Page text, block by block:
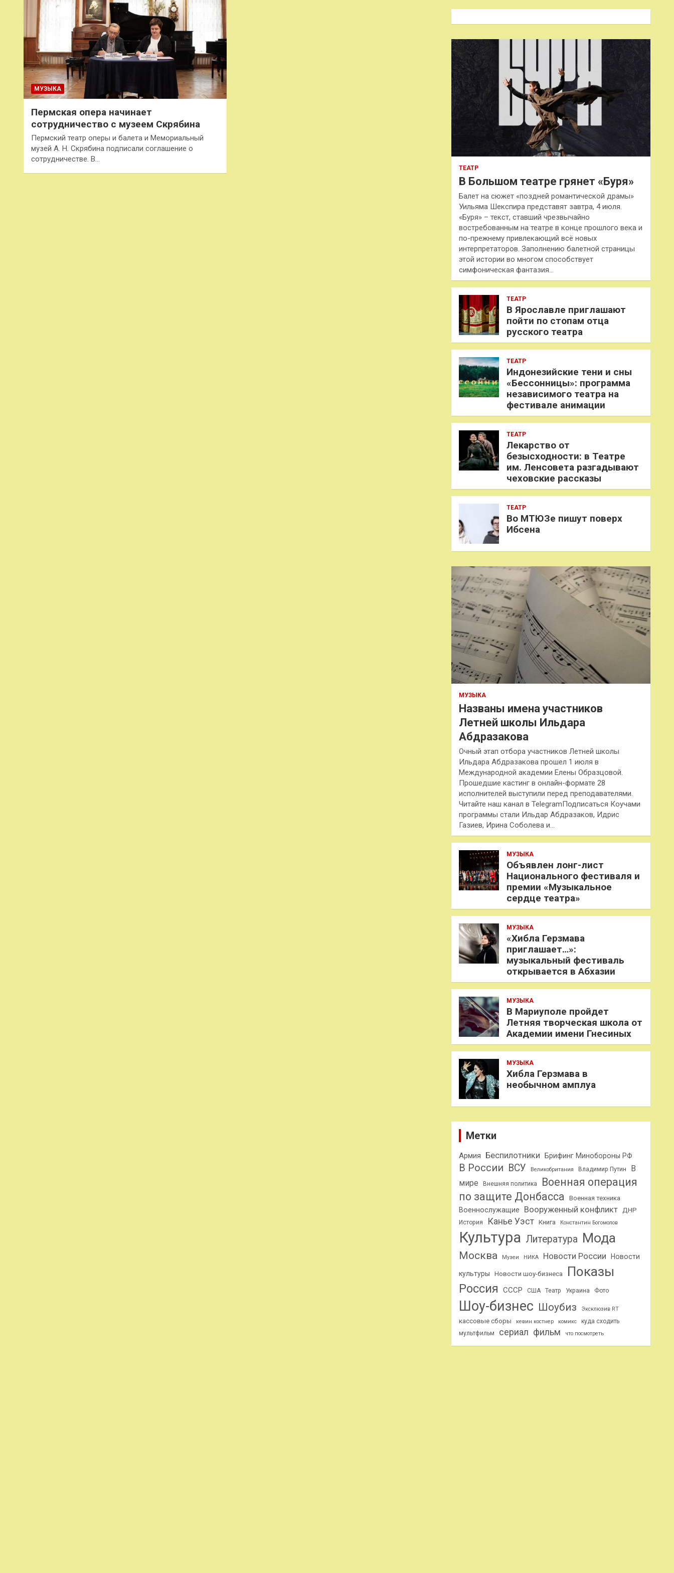
МУЗЫКА
Пермская опера начинает
сотрудничество с музеем Скрябина
Пермский театр оперы и балета и Мемориальный
музей А. Н. Скрябина подписали соглашение о
сотрудничестве. В…
к
ТЕАТР
В Большом театре грянет «Буря»
Балет на сюжет «поздней романтической драмы»
Уильяма Шекспира представят завтра, 4 июля.
«Буря» – текст, ставший чрезвычайно
востребованным на театре в конце прошлого века и
по-прежнему привлекающий всё новых
интерпретаторов. Заполнению балетной страницы
этой истории во многом способствует
симфоническая фантазия…
ТЕАТР
В Ярославле приглашают
пойти по стопам отца
русского театра
ТЕАТР
Индонезийские тени и сны
«Бессонницы»: программа
независимого театра на
фестивале анимации
ТЕАТР
Лекарство от
безысходности: в Театре
им. Ленсовета разгадывают
чеховские рассказы
ТЕАТР
Во МТЮЗе пишут поверх
Ибсена
МУЗЫКА
Названы имена участников
Летней школы Ильдара
Абдразакова
Очный этап отбора участников Летней школы
Ильдара Абдразакова прошел 1 июля в
Международной академии Елены Образцовой.
Прошедшие кастинг в онлайн-формате 28
исполнителей выступили перед преподавателями.
Читайте наш канал в TelegramПодписаться Коучами
программы стали Ильдар Абдразаков, Идрис
Газиев, Ирина Соболева и…
МУЗЫКА
Объявлен лонг-лист
Национального фестиваля и
премии «Музыкальное
сердце театра»
МУЗЫКА
«Хибла Герзмава
приглашает…»:
музыкальный фестиваль
открывается в Абхазии
МУЗЫКА
В Мариуполе пройдет
Летняя творческая школа от
Академии имени Гнесиных
МУЗЫКА
Хибла Герзмава в
необычном амплуа
Метки
Армия Беспилотники Брифинг Минобороны РФ
В России ВСУ Великобритания Владимир Путин
В
мире
Внешняя политика
Военная операция
по защите Донбасса
Военная техника
Военнослужащие Вооруженный конфликт ДНР
История Канье Уэст Книга Константин Богомолов
Культура Литература Мода
Москва Музеи НИКА Новости России Новости
культуры Новости шоу-бизнеса Показы
Россия СССР США Театр Украина Фото
Шоу-бизнес Шоубиз Эксклюзив RT
кассовые сборы кевин костнер комикс
куда сходить
мультфильм
сериал фильм что посмотреть